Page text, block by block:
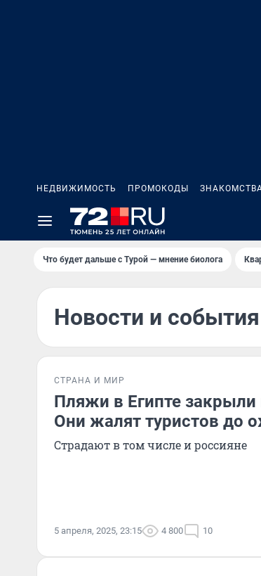
НЕДВИЖИМОСТЬ ПРОМОКОДЫ
Что будет дальше с Турой — мнение биолога
Новости и
СТРАНА И МИР
Пляжи в Египте
Они жалят туристов до
Страдают в том числе и россияне
5 апреля, 2025, 23:15 4 800 10